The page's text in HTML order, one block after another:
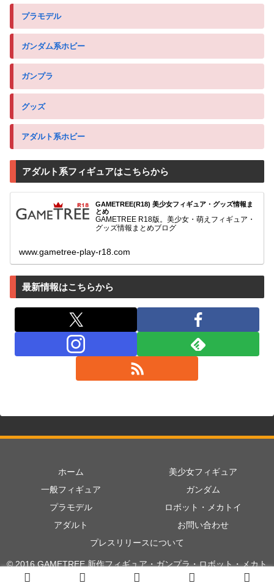
プラモデル
ガンダム系ホビー
ガンプラ
グッズ
アダルト系ホビー
アダルト系フィギュアはこちらから
GAMETREE(R18) 美少女フィギュア・グッズ情報ま
とめ
GAMETREE R18版。美少女・萌えフィギュア・
グッズ情報まとめブログ
www.gametree-play-r18.com
最新情報はこちらから
ホーム
美少女フィギュア
一般フィギュア
ガンダム
プラモデル
ロボット・メカトイ
アダルト
お問い合わせ
プレスリリースについて
© 2016 GAMETREE 新作フィギュア・ガンプラ・ロボット・メカト
イ情報まとめ.